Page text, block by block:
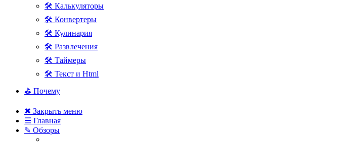
🛠 Калькуляторы
🛠 Конвертеры
🛠 Кулинария
🛠 Развлечения
🛠 Таймеры
🛠 Текст и Html
⛳ Почему
✖ Закрыть меню
☰ Главная
✎ Обзоры